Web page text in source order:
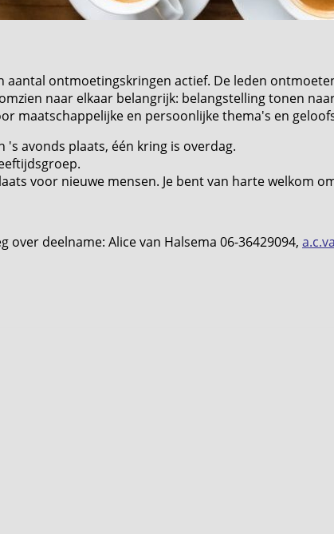
aantal ontmoetingskringen actief. De leden
naar elkaar belangrijk: belangstelling tonen
maatschappelijke en persoonlijke thema's en
's avonds plaats, één kring is overdag.
voor nieuwe mensen. Je bent van harte welkom
over deelname: Alice van Halsema 06-36429094,